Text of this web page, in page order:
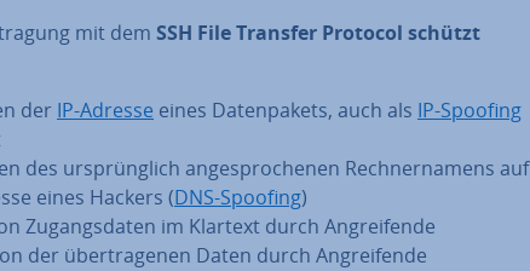
mit dem SSH File Transfer Protocol schützt
der IP-Adresse eines Da­ten­pa­kets, auch als IP-Spoofing
des ur­sprüng­lich an­ge­spro­che­nen Rech­ner­na­mens auf
eines Hackers (DNS-Spoofing)
Zu­gangs­da­ten im Klartext durch An­grei­fen­de
der über­tra­ge­nen Daten durch An­grei­fen­de